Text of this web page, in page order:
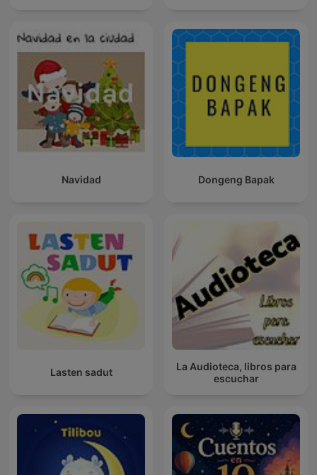
Navidad Dongeng Bapak
Lasten sadut
La Audioteca, libros para
escuchar